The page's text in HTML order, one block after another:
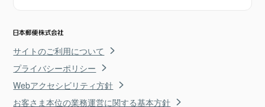
サイトのご利用について
プライバシーポリシー
Webアクセシビリティ方針
お客さま本位の業務運営に関する基本方針